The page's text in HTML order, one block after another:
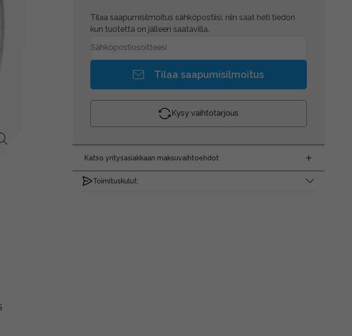
Tilaa saapumisilmoitus sähköpostiisi, niin saat heti tiedon
kun tuotetta on jälleen saatavilla.
Tilaa saapumisilmoitus
Kysy vaihtotarjous
Katso yritysasiakkaan maksuvaihtoehdot
Toimituskulut: